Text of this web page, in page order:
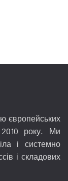
європейських
2010 року. Ми
і системно
і складових